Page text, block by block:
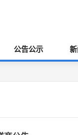
公告公示